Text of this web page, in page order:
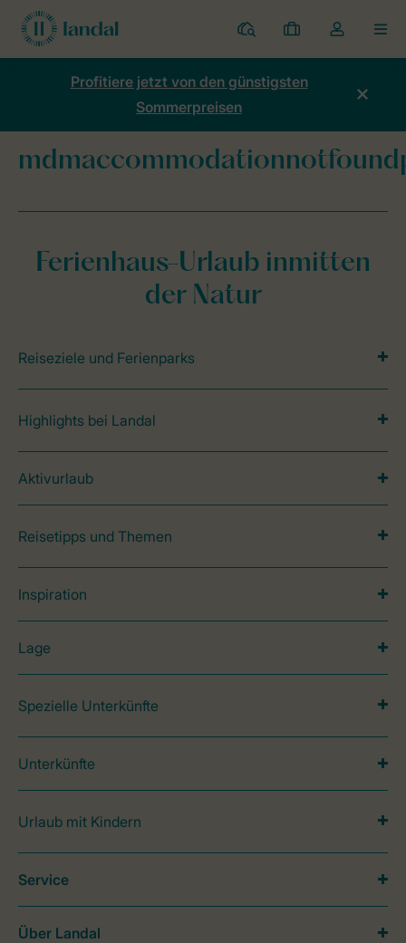
Ferienparks
Meine
Buchungen
Dropdown-
Menü
Kontos
Profitiere jetzt von den günstigsten
Sommerpreisen
Home mdmaccommodationnotfoundpage
Ferienhaus-Urlaub inmitten
der Natur
Reiseziele und Ferienparks
Highlights bei Landal
Aktivurlaub
Reisetipps und Themen
Inspiration
Lage
Spezielle Unterkünfte
Unterkünfte
Urlaub mit Kindern
Service
Über Landal